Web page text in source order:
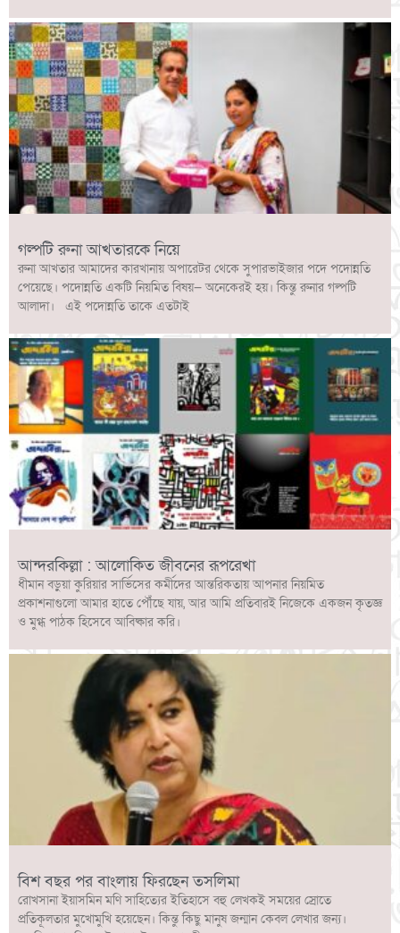
গল্পটি রুনা আখতারকে নিয়ে
রুনা আখতার আমাদের কারখানায় অপারেটর থেকে সুপারভাইজার পদে পদোন্নতি
পেয়েছে। পদোন্নতি একটি নিয়মিত বিষয়— অনেকেরই হয়। কিন্তু রুনার গল্পটি
আলাদা। এই পদোন্নতি তাকে এতটাই
আন্দরকিল্লা : আলোকিত জীবনের রূপরেখা
ধীমান বড়ুয়া কুরিয়ার সার্ভিসের কর্মীদের আন্তরিকতায় আপনার নিয়মিত
প্রকাশনাগুলো আমার হাতে পৌঁছে যায়, আর আমি প্রতিবারই নিজেকে একজন কৃতজ্ঞ
ও মুগ্ধ পাঠক হিসেবে আবিষ্কার করি।
বিশ বছর পর বাংলায় ফিরছেন তসলিমা
রোখসানা ইয়াসমিন মণি সাহিত্যের ইতিহাসে বহু লেখকই সময়ের স্রোতে
প্রতিকূলতার মুখোমুখি হয়েছেন। কিন্তু কিছু মানুষ জন্মান কেবল লেখার জন্য।